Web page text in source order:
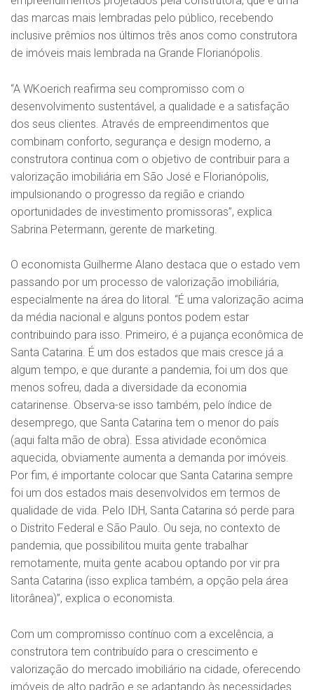
das marcas mais lembradas pelo público, recebendo
inclusive prêmios nos últimos três anos como construtora
de imóveis mais lembrada na Grande Florianópolis.
“A WKoerich reafirma seu compromisso com o
desenvolvimento sustentável, a qualidade e a satisfação
dos seus clientes. Através de empreendimentos que
combinam conforto, segurança e design moderno, a
construtora continua com o objetivo de contribuir para a
valorização imobiliária em São José e Florianópolis,
impulsionando o progresso da região e criando
oportunidades de investimento promissoras”, explica
Sabrina Petermann, gerente de marketing.
O economista Guilherme Alano destaca que o estado vem
passando por um processo de valorização imobiliária,
especialmente na área do litoral. “É uma valorização acima
da média nacional e alguns pontos podem estar
contribuindo para isso. Primeiro, é a pujança econômica de
Santa Catarina. É um dos estados que mais cresce já a
algum tempo, e que durante a pandemia, foi um dos que
menos sofreu, dada a diversidade da economia
catarinense. Observa-se isso também, pelo índice de
desemprego, que Santa Catarina tem o menor do país
(aqui falta mão de obra). Essa atividade econômica
aquecida, obviamente aumenta a demanda por imóveis.
Por fim, é importante colocar que Santa Catarina sempre
foi um dos estados mais desenvolvidos em termos de
qualidade de vida. Pelo IDH, Santa Catarina só perde para
o Distrito Federal e São Paulo. Ou seja, no contexto de
pandemia, que possibilitou muita gente trabalhar
remotamente, muita gente acabou optando por vir pra
Santa Catarina (isso explica também, a opção pela área
litorânea)”, explica o economista.
Com um compromisso contínuo com a excelência, a
construtora tem contribuído para o crescimento e
valorização do mercado imobiliário na cidade, oferecendo
imóveis de alto padrão e se adaptando às necessidades